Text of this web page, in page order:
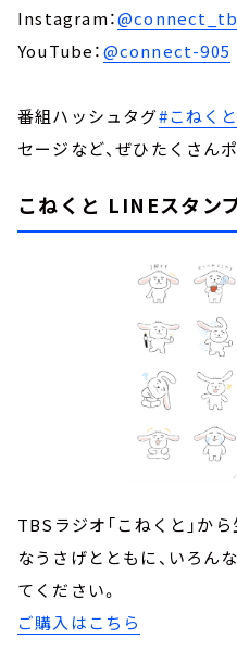
Instagram：
YouTube：@connect-905
番組ハッシュタグ#こねくと
セージなど、ぜひたくさん
こねくと LINEスタン
TBSラジオ「こねくと」か
なうさげとともに、いろん
てください。
ご購入はこちら